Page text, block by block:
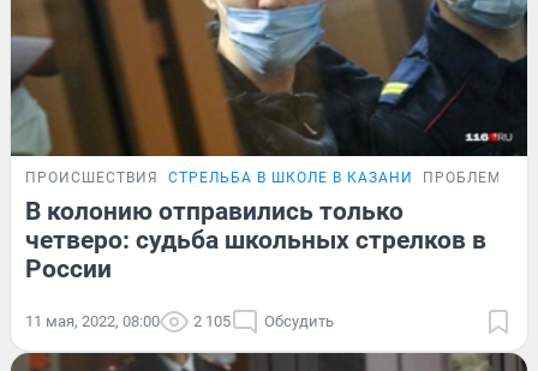
ПРОИСШЕСТВИЯ СТРЕЛЬБА В ШКОЛЕ В КАЗАНИ ПРОБЛЕМА
В колонию отправились только
четверо: судьба школьных стрелков в
России
11 мая, 2022, 08:00 2 105 Обсудить